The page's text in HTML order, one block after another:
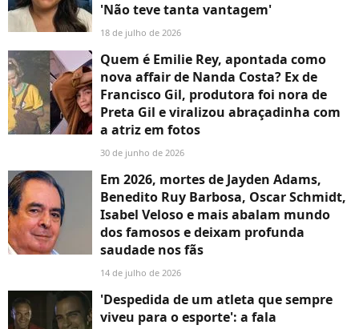
'Não teve tanta vantagem'
18 de julho de 2026
Quem é Emilie Rey, apontada como
nova affair de Nanda Costa? Ex de
Francisco Gil, produtora foi nora de
Preta Gil e viralizou abraçadinha com
a atriz em fotos
30 de junho de 2026
Em 2026, mortes de Jayden Adams,
Benedito Ruy Barbosa, Oscar Schmidt,
Isabel Veloso e mais abalam mundo
dos famosos e deixam profunda
saudade nos fãs
14 de julho de 2026
'Despedida de um atleta que sempre
viveu para o esporte': a fala